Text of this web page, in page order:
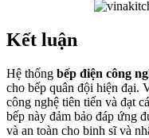
Kết luận
Hệ thống bếp điện công
cho bếp quân đội hiện đại.
công nghệ tiên tiến và đạt
bếp này đảm bảo đáp ứng
và an toàn cho binh sĩ và